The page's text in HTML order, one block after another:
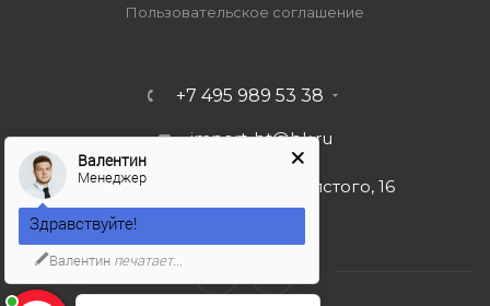
Пользовательское соглашение
+7 495 989 53 38
import-bt@bk.ru
г. Москва, ул. Льва Толстого, 16
Валентин
Менеджер
Здравствуйте!
Валентин печатает...